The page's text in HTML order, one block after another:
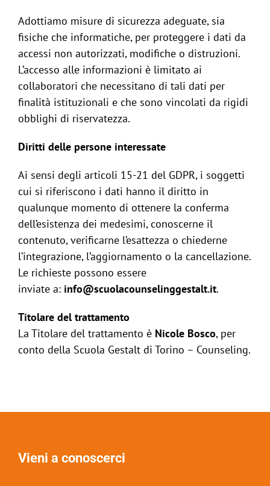
Adottiamo misure di sicurezza adeguate, sia
fisiche che informatiche, per proteggere i dati da
accessi non autorizzati, modifiche o distruzioni.
L’accesso alle informazioni è limitato ai
collaboratori che necessitano di tali dati per
finalità istituzionali e che sono vincolati da rigidi
obblighi di riservatezza.
Diritti delle persone interessate
Ai sensi degli articoli 15-21 del GDPR, i soggetti
cui si riferiscono i dati hanno il diritto in
qualunque momento di ottenere la conferma
dell’esistenza dei medesimi, conoscerne il
contenuto, verificarne l’esattezza o chiederne
l’integrazione, l’aggiornamento o la cancellazione.
Le richieste possono essere
inviate a: info@scuolacounselinggestalt.it.
Titolare del trattamento
La Titolare del trattamento èNicole Bosco, per
conto della Scuola Gestalt di Torino – Counseling.
Vieni a conoscerci